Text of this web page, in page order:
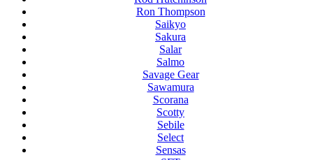
Ron Thompson
Saikyo
Sakura
Salar
Salmo
Savage Gear
Sawamura
Scorana
Scotty
Sebile
Select
Sensas